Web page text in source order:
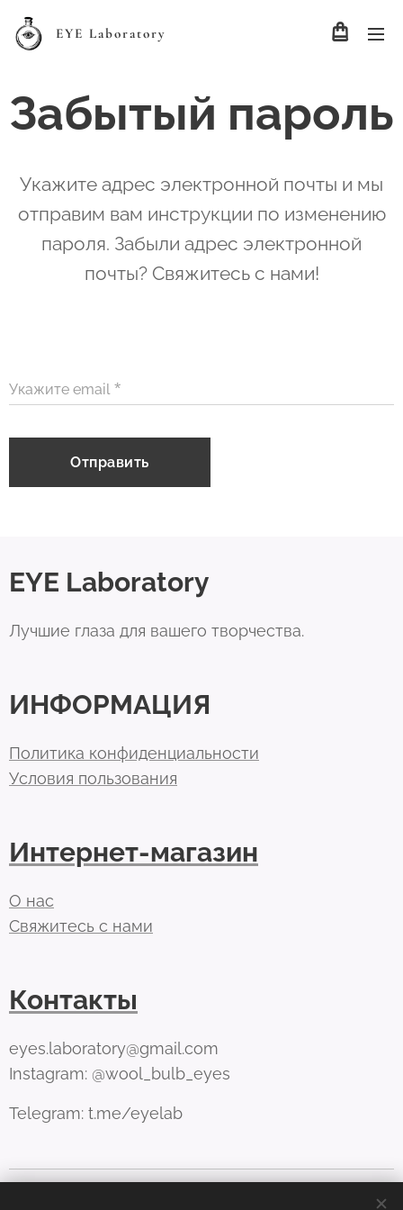
EYE Laboratory
Забытый пароль
Укажите адрес электронной почты и мы
отправим вам инструкции по изменению
пароля. Забыли адрес электронной
почты? Свяжитесь с нами!
Укажите email
Отправить
EYE Laboratory
Лучшие глаза для вашего творчества.
ИНФОРМАЦИЯ
Политика конфиденциальности
Условия пользования
Интернет-магазин
О нас
Свяжитесь с нами
Контакты
eyes.laboratory@gmail.com
Instagram: @wool_bulb_eyes
Telegram: t.me/eyelab